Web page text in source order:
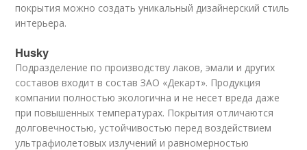
покрытия можно создать уникальный дизайнерский стиль
интерьера.
Husky
Подразделение по производству лаков, эмали и других
составов входит в состав ЗАО «Декарт». Продукция
компании полностью экологична и не несет вреда даже
при повышенных температурах. Покрытия отличаются
долговечностью, устойчивостью перед воздействием
ультрафиолетовых излучений и равномерностью